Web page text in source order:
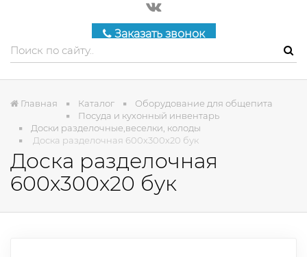
Заказать звонок
Главная Каталог
Оборудование для общепита
Посуда и кухонный инвентарь
Доски разделочные,веселки, колоды
Доска разделочная 600х300х20 бук
Доска разделочная
600х300х20 бук